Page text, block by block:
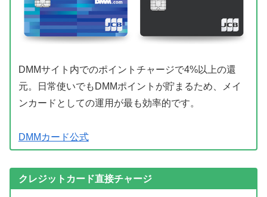
DMMサイト内でのポイントチャージで4%以上の還
元。日常使いでもDMMポイントが貯まるため、メイ
ンカードとしての運用が最も効率的です。
DMMカード公式
クレジットカード直接チャージ